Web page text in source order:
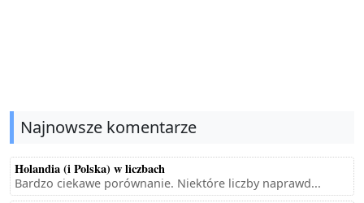
Najnowsze komentarze
Holandia (i Polska) w liczbach
Bardzo ciekawe porównanie. Niektóre liczby naprawd...